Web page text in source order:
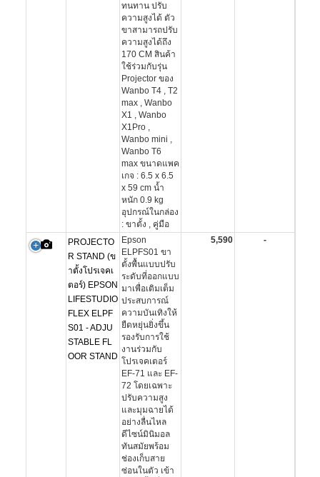
ทนทาน ปรับ
ความสูงได้ ตัว
ขาสามารถปรับ
ความสูงได้ถึง
170 CM สินค้า
ใช้ร่วมกับรุ่น
Projector ของ
Wanbo T4 , T2
max , Wanbo
X1 , Wanbo
X1Pro ,
Wanbo mini ,
Wanbo T6
max ขนาดแพค
เกจ : 6.5 x 6.5
x 59 cm น้ำ
หนัก 0.9 kg
อุปกรณ์ในกล่อง
: ขาตั้ง , คู่มือ
PROJECTO
R STAND (ข
าตั้งโปรเจคเ
ตอร์) EPSON
LIFESTUDIO
FLEX ELPF
S01 - ADJU
STABLE FL
OOR STAND
Epson
ELPFS01 ขา
ตั้งพื้นแบบปรับ
ระดับที่ออกแบบ
มาเพื่อเติมเต็ม
ประสบการณ์
ความบันเทิงให้
ยืดหยุ่นยิ่งขึ้น
รองรับการใช้
งานร่วมกับ
โปรเจคเตอร์
EF-71 และ EF-
72 โดยเฉพาะ
ปรับความสูง
และมุมฉายได้
อย่างลื่นไหล
ดีไซน์มินิมอล
ทันสมัยพร้อม
ช่องเก็บสาย
ซ่อนในตัว เข้า
5,590 -